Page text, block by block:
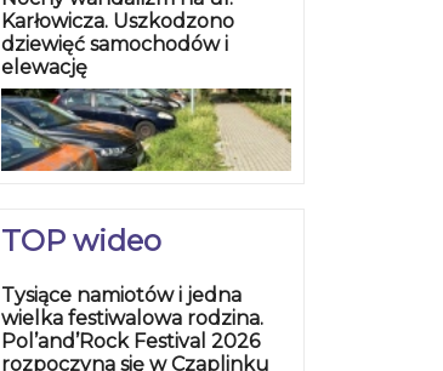
Karłowicza. Uszkodzono
dziewięć samochodów i
elewację
TOP wideo
Tysiące namiotów i jedna
wielka festiwalowa rodzina.
Pol’and’Rock Festival 2026
rozpoczyna się w Czaplinku